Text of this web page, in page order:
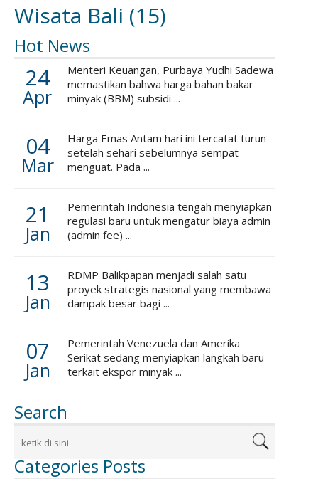
Wisata Bali (15)
Hot News
24
Apr
Menteri Keuangan, Purbaya Yudhi Sadewa
memastikan bahwa harga bahan bakar
minyak (BBM) subsidi ...
04
Mar
Harga Emas Antam hari ini tercatat turun
setelah sehari sebelumnya sempat
menguat. Pada ...
21
Jan
Pemerintah Indonesia tengah menyiapkan
regulasi baru untuk mengatur biaya admin
(admin fee) ...
13
Jan
RDMP Balikpapan menjadi salah satu
proyek strategis nasional yang membawa
dampak besar bagi ...
07
Jan
Pemerintah Venezuela dan Amerika
Serikat sedang menyiapkan langkah baru
terkait ekspor minyak ...
Search
Categories Posts